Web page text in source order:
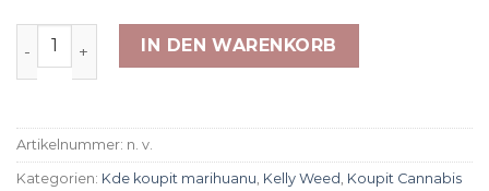
Cali Orange X MengeIN DEN WARENKORB
Artikelnummer: n. v.
Kategorien: Kde koupit marihuanu, Kelly Weed, Koupit Cannabis